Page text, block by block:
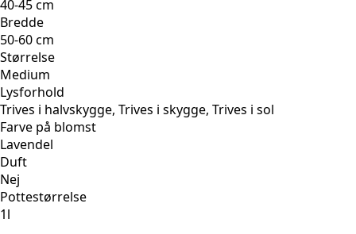
40-45 cm
Bredde
50-60 cm
Størrelse
Medium
Lysforhold
Trives i halvskygge, Trives i skygge, Trives i sol
Farve på blomst
Lavendel
Duft
Nej
Pottestørrelse
1l